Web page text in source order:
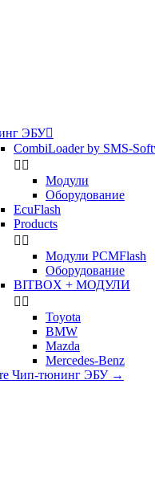
ЭБУ
CombiLoader by SMS-
 
Модули
Оборудование
EcuFlash
Products
 
Модули PCMFlash
Оборудование
BITBOX + МОДУЛИ
 
Toyota
BMW
Mazda
Mercedes-Benz
Чип-тюнинг ЭБУ →